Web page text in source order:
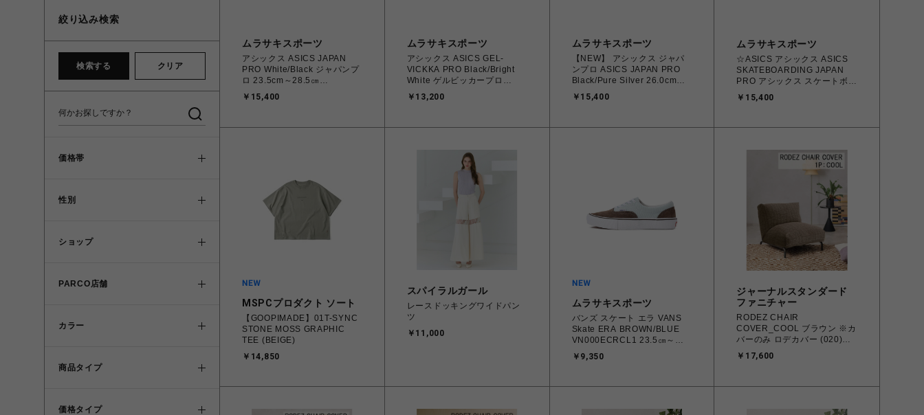
絞り込み検索
検索する クリア
価格帯
性別
ショップ
PARCO店舗
カラー
商品タイプ
価格タイプ
ムラサキスポーツ
アシックス ASICS JAPAN
PRO White/Black ジャパンプ
ロ 23.5cm～28.5㎝
4550457071079 メンズ レデ
￥15,400
ムラサキスポーツ
アシックス ASICS GEL-
VICKKA PRO Black/Bright
White ゲルビッカープロ
1201A486.006
￥13,200
ムラサキスポーツ
【NEW】 アシックス ジャパ
ンプロ ASICS JAPAN PRO
Black/Pure Silver 26.0cm～
4573690068224 メンズ スニ
￥15,400
ムラサキスポーツ
☆ASICS アシックス ASICS
SKATEBOARDING JAPAN
PRO アシックス スケートボー
Black/White 26.0㎝～28.5㎝
￥15,400
MSPCプロダクト ソート
【GOOPIMADE】01T-SYNC
STONE MOSS GRAPHIC
TEE (BEIGE)
￥14,850
スパイラルガール
レースドッキングワイドパン
ツ
￥11,000
ムラサキスポーツ
バンズ スケート エラ VANS
Skate ERA BROWN/BLUE
VN000ECRCL1 23.5㎝～
ディース シューズ
￥9,350
ジャーナルスタンダード
ファニチャー
RODEZ CHAIR
COVER_COOL ブラウン ※カ
バーのみ ロデカバー (020)
￥17,600